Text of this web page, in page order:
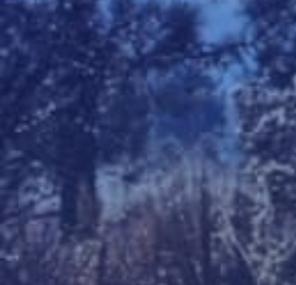
Подаци о
ПИБ: 101608768 |